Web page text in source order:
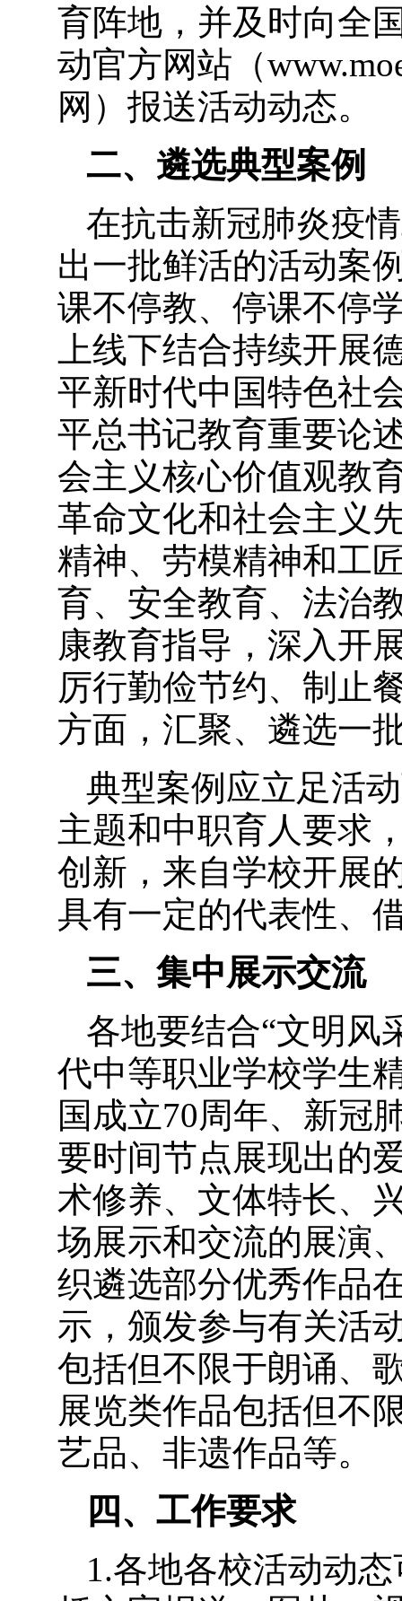
育阵地，并及时向全
动官方网站（
网）报送活动动态。
二、遴选典型案例
在抗击新冠肺炎疫
出一批鲜活的活动案
课不停教、停课不停
上线下结合持续开展
平新时代中国特色社
平总书记教育重要论
会主义核心价值观教
革命文化和社会主义
精神、劳模精神和工
育、安全教育、法治
康教育指导，深入开
厉行勤俭节约、制止
方面，汇聚、遴选一
典型案例应立足活
主题和中职育人要求
创新，来自学校开展
具有一定的代表性、
三、集中展示交流
各地要结合“文明风
代中等职业学校学生
国成立70周年、新冠
要时间节点展现出的
术修养、文体特长、
场展示和交流的展演
织遴选部分优秀作品
示，颁发参与有关活
包括但不限于朗诵、
展览类作品包括但不
艺品、非遗作品等。
四、工作要求
1.各地各校活动动